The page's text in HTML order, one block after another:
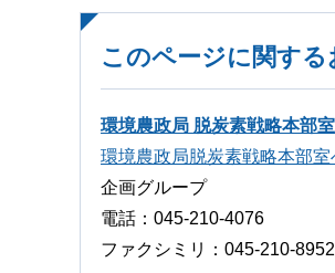
このページに関す
環境農政局 脱炭素戦略本部室
環境農政局脱炭素戦略本部
企画グループ
電話：045-210-4076
ファクシミリ：045-210-8952